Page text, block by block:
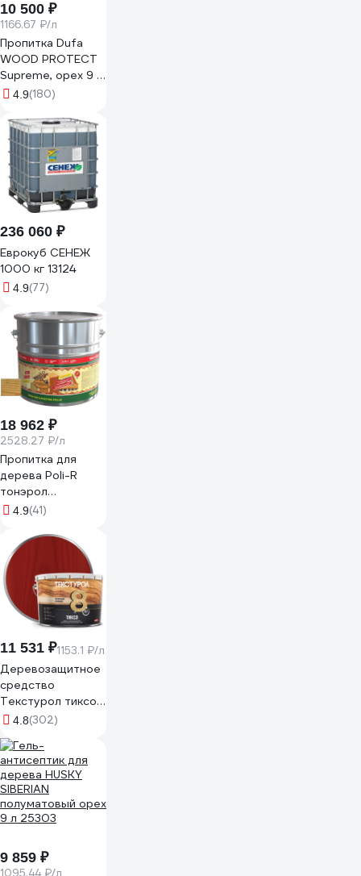
10 500 ₽
1166.67 ₽/л
Пропитка Dufa
WOOD PROTECT
Supreme, орех 9 л
МП00-008392
4.9(180)
236 060 ₽
Еврокуб СЕНЕЖ
1000 кг 13124
4.9(77)
18 962 ₽
2528.27 ₽/л
Пропитка для
дерева Poli-R
тонэрол
бесцветный, 7.5 л
4.9(41)
11 531 ₽1153.1 ₽/л
Деревозащитное
средство
Текстурол тиксо
рябина 10л
4.8(302)
9 859 ₽
1095.44 ₽/л